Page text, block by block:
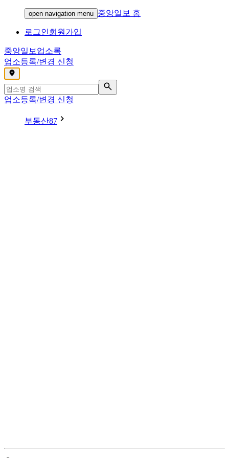
open navigation menu 중앙일보 홈
로그인회원가입
중앙일보 업소록
업소등록/변경 신청
,
업소등록/변경 신청
부동산87